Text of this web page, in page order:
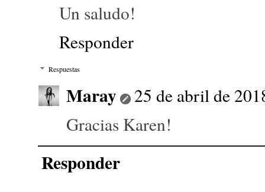
Un saludo!
Responder
Respuestas
Maray
25 de abril de
Gracias Karen!
Responder